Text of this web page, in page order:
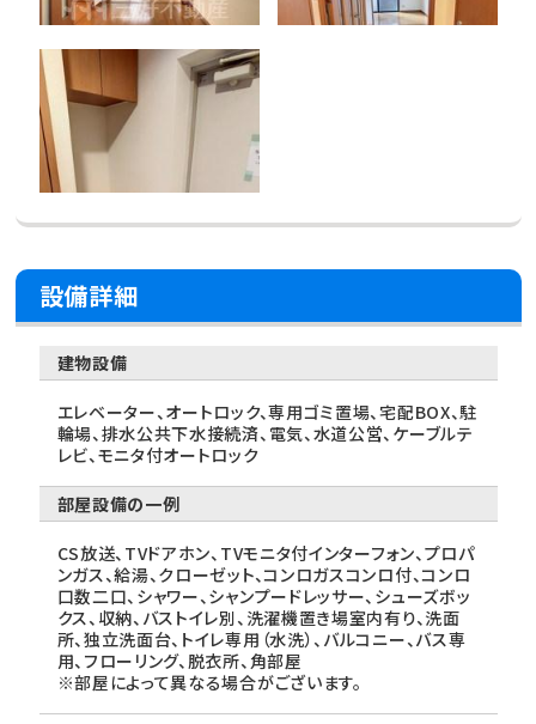
設備詳細
建物設備
エレベーター、オートロック、専用ゴミ置場、宅配BOX、駐
輪場、排水公共下水接続済、電気、水道公営、ケーブルテ
レビ、モニタ付オートロック
部屋設備の一例
CS放送、TVドアホン、TVモニタ付インターフォン、プロパ
ンガス、給湯、クローゼット、コンロガスコンロ付、コンロ
口数二口、シャワー、シャンプードレッサー、シューズボッ
クス、収納、バストイレ別、洗濯機置き場室内有り、洗面
所、独立洗面台、トイレ専用（水洗）、バルコニー、バス専
用、フローリング、脱衣所、角部屋
※部屋によって異なる場合がございます。